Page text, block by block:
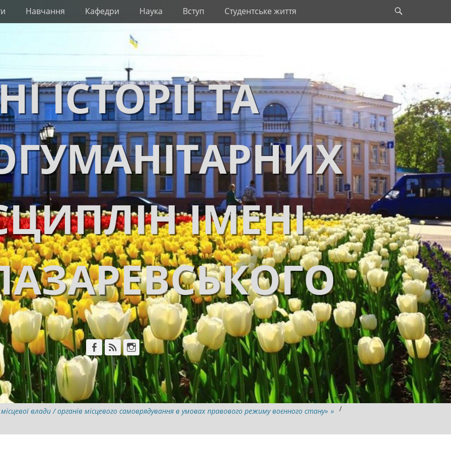
Навчання Кафедри Наука Вступ Студентське життя
ІСТОРІЇ ТА
ІМЕНІ
Facebook
Feed Instagram
/
влади / органів місцевого самоврядування в умовах правового режиму воєнного стану» »